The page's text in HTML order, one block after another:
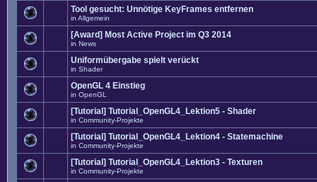
Tool gesucht: Unnötige KeyFrames entfernen
in Allgemein
[Award] Most Active Project im Q3 2014
in News
Uniformübergabe spielt verückt
in Shader
OpenGL 4 Einstieg
in OpenGL
[Tutorial] Tutorial_OpenGL4_Lektion5 - Shader
in Community-Projekte
[Tutorial] Tutorial_OpenGL4_Lektion4 - Statemachine
in Community-Projekte
[Tutorial] Tutorial_OpenGL4_Lektion3 - Texturen
in Community-Projekte